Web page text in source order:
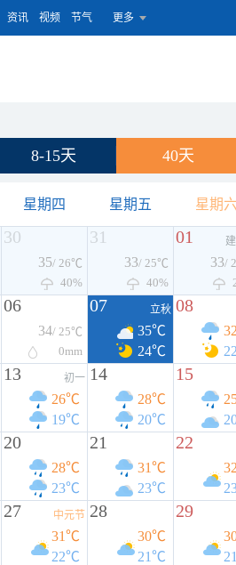
资讯 视频 节气 更多
8-15天 40天
星期四 星期五 星期六
30
35/ 26℃
40%
31
33/ 25℃
40%
01
33/
06
34/ 25℃
0mm
07 立秋
35℃
24℃
08
13 初一
26℃
19℃
14
28℃
20℃
15
20
28℃
23℃
21
31℃
23℃
22
27 中元节
31℃
22℃
28
30℃
21℃
29